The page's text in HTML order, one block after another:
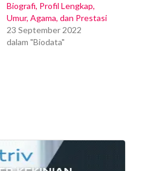
Biografi, Profil Lengkap,
Umur, Agama, dan Prestasi
23 September 2022
dalam "Biodata"